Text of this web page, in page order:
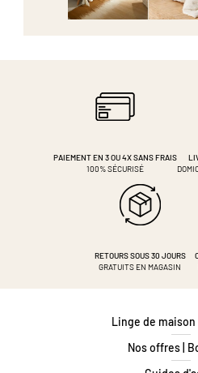
PAIEMENT EN 3 OU 4XSANS FRAIS
100% SÉCURISÉ
RETOURS SOUS 30 JOURS
GRATUITS EN MAGASIN
Linge de maison
Nos offres |